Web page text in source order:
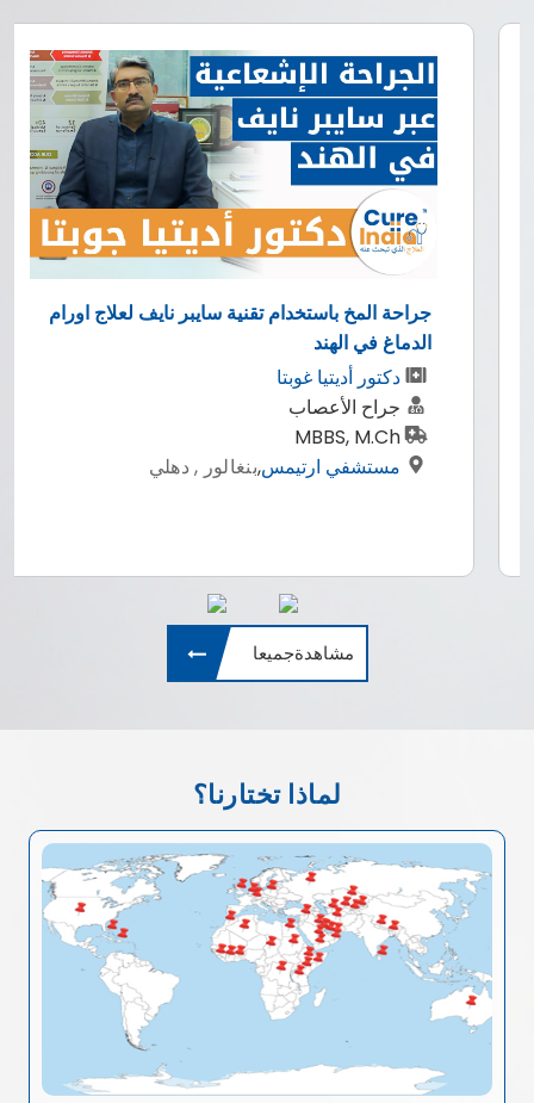
جراحة المخ باستخدام تقنية سايبر نايف لعلاج اورام
الدماغ في الهند
دكتور أديتيا غوبتا
جراح الأعصاب
MBBS, M.Ch
مستشفي ارتيمس,بنغالور , دهلي
مشاهدةجميعا
لماذا تختارنا؟